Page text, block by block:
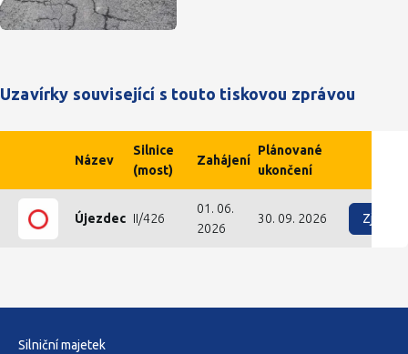
Uzavírky související s touto tiskovou zprávou
Název
Silnice
(most)
Zahájení
Plánované
ukončení
Újezdec II/426
01. 06.
2026
30. 09. 2026
Silniční majetek